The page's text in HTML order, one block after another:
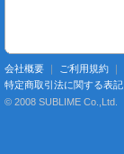
会社概要 ｜ ご利用規約 ｜
特定商取引法に関する表記
© 2008 SUBLIME Co.,Ltd.